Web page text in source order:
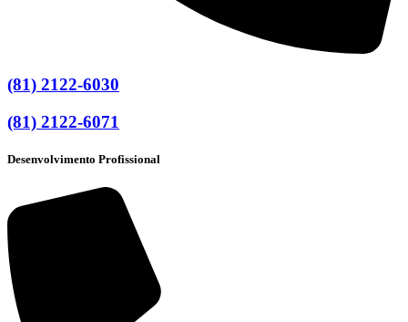
(81) 2122-6030
(81) 2122-6071
Desenvolvimento Profissional